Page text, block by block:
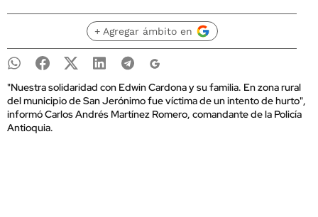
+ Agregar ámbito en
"Nuestra solidaridad con Edwin Cardona y su familia. En zona rural
del municipio de San Jerónimo fue víctima de un intento de hurto",
informó Carlos Andrés Martínez Romero, comandante de la Policía
Antioquia.